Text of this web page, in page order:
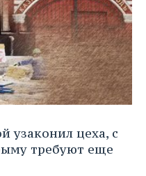
узаконил цеха, с
требуют еще